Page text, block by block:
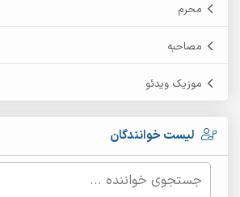
محرم
مصاحبه
موزیک ویدئو
لیست خوانندگان